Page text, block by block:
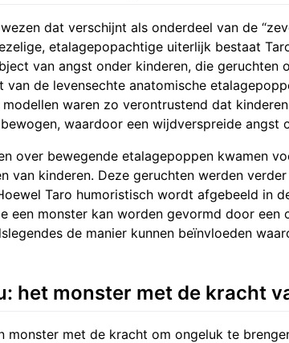
dat verschijnt als onderdeel van de
etalagepopachtige uiterlijk bestaat
van angst onder kinderen, die geruchten
van de levensechte anatomische
modellen waren zo verontrustend dat
waardoor een wijdverspreide angst
over bewegende etalagepoppen kwamen
van kinderen. Deze geruchten werden
Taro humoristisch wordt afgebeeld in
een monster kan worden gevormd door een
de manier kunnen beïnvloeden
het monster met de kracht
monster met de kracht om ongeluk te